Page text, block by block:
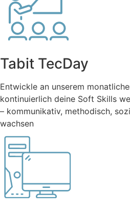
Tabit TecDay
Entwickle an unserem
kontinuierlich deine Soft Skills
– kommunikativ, methodisch,
wachsen